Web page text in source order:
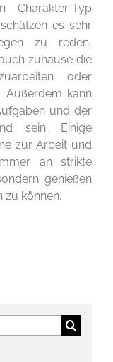
Typ
es sehr
zu reden,
zuhause die
oder
kann
und der
sein. Einige
zur Arbeit und
an strikte
genießen
zu können.